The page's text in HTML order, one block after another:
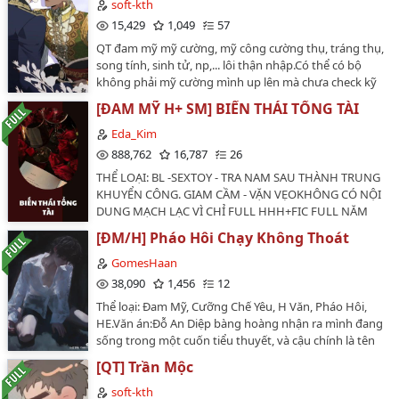
hước, cao H thịt thà ngập mặt nhưng vẫn có nội dung
cốt truyện rõ ràng, thích hợp để các bạn đọc giải trí xả
stress. Thụ theo mình cảm nhận thì đúng chuẩn nhân
thê, hiền lành ngoan ngoãn, biết nấu ăn, yêu động vật.
Công thì ban đầu lạnh lùng, chảnh mèo với thụ lắm,
thích bắt nạt thụ nhưng về sau yêu rồi thì lập tức
chuyển thành phúc hắc độc chiếm công, âm thầm tính
kế chờ thụ rơi vào bẫy của mình. Không ngược thân,
ngược tâm.…
thực chất là "phúc hắc" (ngoài trắng trong đen).
bình tĩnh, lý trí, theo chủ nghĩa hoàn mỹ và lãnh cảm.
(188cm) > Truyện thuần thịt (thịt văn) để giải tỏa tâm
trạng, gần như không có cốt truyện.…
soft-kth
15,429
1,049
57
QT đam mỹ mỹ cường, mỹ công cường thụ, tráng thụ,
song tính, sinh tử, np,... lôi thận nhập.Có thể có bộ
không phải mỹ cường mình up lên mà chưa check kỹ
mọi người cmt nhắc mình xóa nhé.❗️Lấy cv edit vui lòng
ghi cre.…
[ĐAM MỸ H+ SM] BIẾN THÁI TỔNG TÀI
Eda_Kim
888,762
16,787
26
THỂ LOẠI: BL -SEXTOY - TRA NAM SAU THÀNH TRUNG
KHUYỂN CÔNG. GIAM CẦM - VẶN VẸOKHÔNG CÓ NỘI
DUNG MẠCH LẠC VÌ CHỈ FULL HHH+FIC FULL NĂM
[ĐM/H] Pháo Hôi Chạy Không Thoát
GomesHaan
38,090
1,456
12
Thể loại: Đam Mỹ, Cưỡng Chế Yêu, H Văn, Pháo Hôi,
HE.Văn án:Đỗ An Diệp bàng hoàng nhận ra mình đang
sống trong một cuốn tiểu thuyết, và cậu chính là tên
đổi vận mệnh, An Diệp quyết định tránh xa mọi rắc rối,
đặc biệt là nam chính Khuất Lâm - kẻ mà theo cốt
[QT] Trần Mộc
soft-kth